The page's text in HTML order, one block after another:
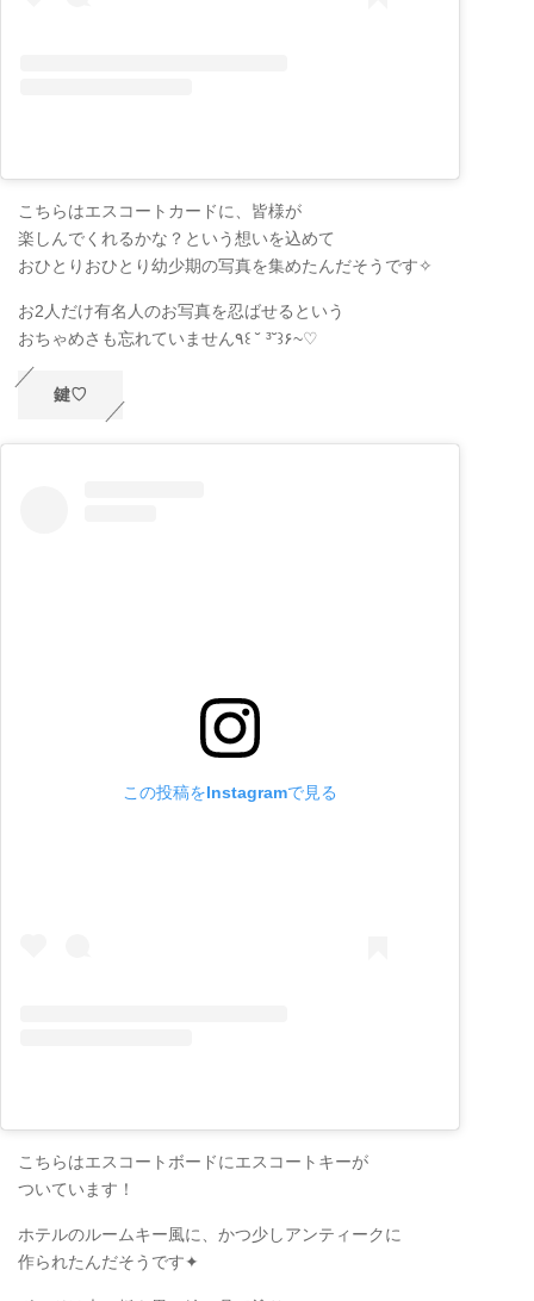
こちらはエスコートカードに、皆様が
楽しんでくれるかな？という想いを込めて
おひとりおひとり幼少期の写真を集めたんだそうです✧
お2人だけ有名人のお写真を忍ばせるという
おちゃめさも忘れていません٩꒰ ˘ ³˘꒱۶~♡
鍵♡
この投稿をInstagramで見る
こちらはエスコートボードにエスコートキーが
ついています！
ホテルのルームキー風に、かつ少しアンティークに
作られたんだそうです✦